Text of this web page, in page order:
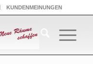
KUNDENMEINUNGEN